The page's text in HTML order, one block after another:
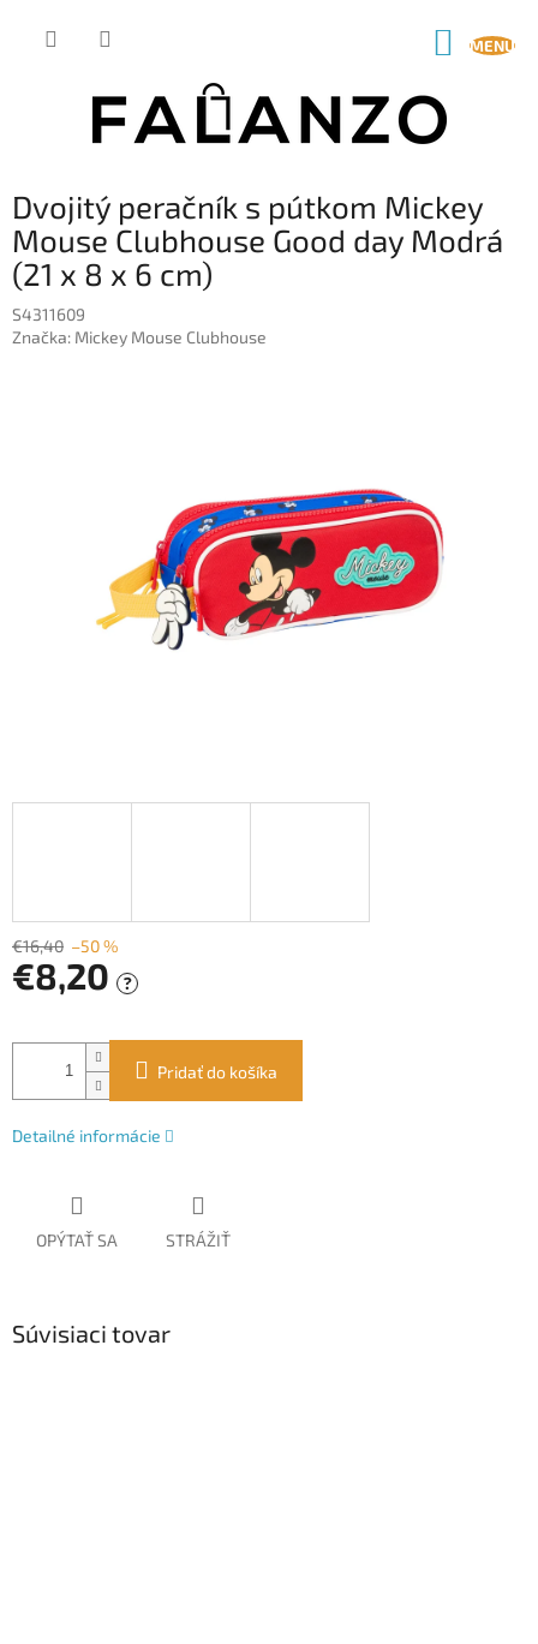
Dvojitý peračník s pútkom Mickey
Mouse Clubhouse Good day Modrá
(21 x 8 x 6 cm)
S4311609
Značka: Mickey Mouse Clubhouse
€16,40 –50 %
€8,20 ?
cena:
Pridať do košíka
Detailné informácie
OPÝTAŤ SA STRÁŽIŤ
Súvisiaci tovar